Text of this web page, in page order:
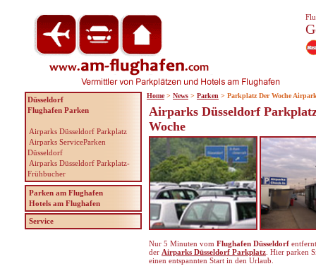
Airparks Düsseldorf
Woche
Nur 5 Minuten vom Flughafen Düsseldorf
der Airparks Düsseldorf Parkplatz . Hier parken
einen entspannten Start in den Urlaub.
Düsseldorf
Flughafen Parken
Airparks Düsseldorf Parkplatz
Airparks ServiceParken
Düsseldorf
Airparks Düsseldorf Parkplatz-
Frühbucher
Parken am Flughafen
Hotels am Flughafen
Service
Home > News > Parken > Parkplatz Der Woche